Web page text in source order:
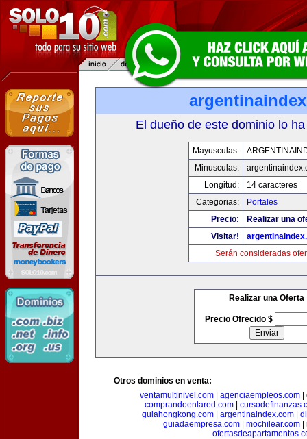
El dueño de este dominio lo
Mayusculas:
Minusculas:
Longitud:
14 caracteres
Categorias:
Portales
Precio:
Realizar una
Visitar!
Serán consideradas
Realizar una Oferta
Precio Ofrecido $
Otros dominios en venta:
ventamultinivel.com| agenciaempleos.com|
comprandoenlared.com|
guiahongkong.com| argentinaindex.com|
guiadaempresa.com
mochilear.com